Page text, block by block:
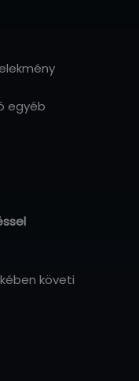
egyéb
követi